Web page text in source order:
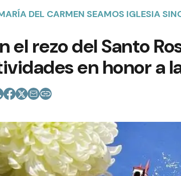
DEL CARMEN SEAMOS IGLESIA
el rezo del Santo
en honor a